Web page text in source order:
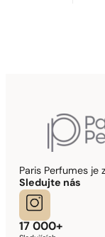
Paris Perfumes
Sledujte nás
17 000+